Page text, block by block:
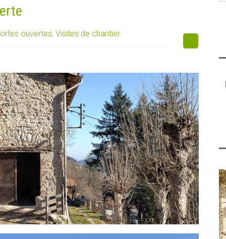
ouvertes, Visites de chantier